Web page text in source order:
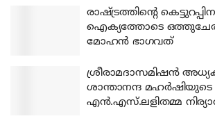
രാഷ്ട്രത്തിന്റെ
ഐക്യത്തോടെ
മോഹന്‍ ഭാഗവത്
ശ്രീരാമദാസമിഷന്‍
ശാന്താനന്ദ മഹര്‍ഷിയുടെ
എന്‍.എസ്.ലളിതമ്മ